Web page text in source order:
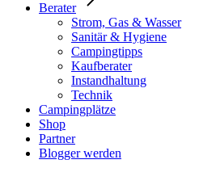
Berater
Strom, Gas & Wasser
Sanitär & Hygiene
Campingtipps
Kaufberater
Instandhaltung
Technik
Campingplätze
Shop
Partner
Blogger werden